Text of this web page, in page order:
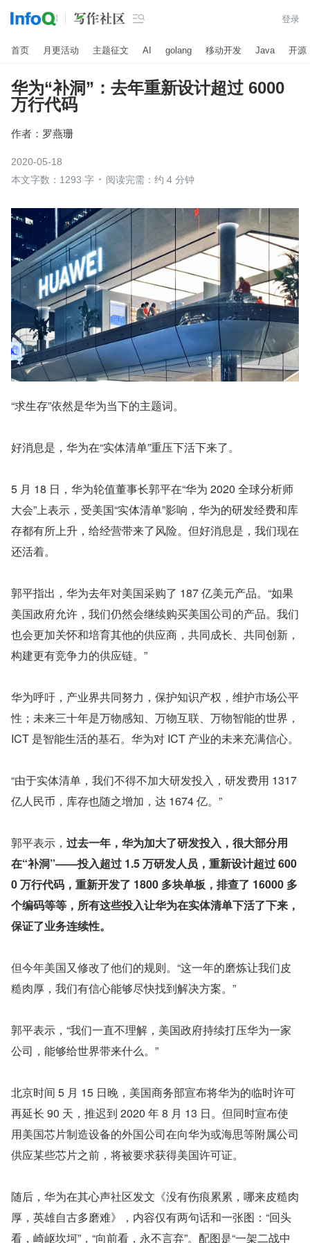
 登录
首页 月更活动 主题征文 AI golang 移动开发 Java 开源
华为“补洞”：去年重新设计超过 6000
万行代码
作者： 罗燕珊
2020-05-18
本文字数：1293 字
阅读完需：约 4 分钟
“求生存”依然是华为当下的主题词。
好消息是，华为在“实体清单”重压下活下来了。
5 月 18 日，华为轮值董事长郭平在“华为 2020 全球分析师
大会”上表示，受美国“实体清单”影响，华为的研发经费和库
存都有所上升，给经营带来了风险。但好消息是，我们现在
还活着。
郭平指出，华为去年对美国采购了 187 亿美元产品。“如果
美国政府允许，我们仍然会继续购买美国公司的产品。我们
也会更加关怀和培育其他的供应商，共同成长、共同创新，
构建更有竞争力的供应链。”
华为呼吁，产业界共同努力，保护知识产权，维护市场公平
性；未来三十年是万物感知、万物互联、万物智能的世界，
ICT 是智能生活的基石。华为对 ICT 产业的未来充满信心。
“由于实体清单，我们不得不加大研发投入，研发费用 1317
亿人民币，库存也随之增加，达 1674 亿。”
郭平表示， 过去一年，华为加大了研发投入，很大部分用
在“补洞”——投入超过 1.5 万研发人员，重新设计超过 600
0 万行代码，重新开发了 1800 多块单板，排查了 16000 多
个编码等等，所有这些投入让华为在实体清单下活了下来，
保证了业务连续性。
但今年美国又修改了他们的规则。“这一年的磨炼让我们皮
糙肉厚，我们有信心能够尽快找到解决方案。”
郭平表示，“我们一直不理解，美国政府持续打压华为一家
公司，能够给世界带来什么。”
北京时间 5 月 15 日晚，美国商务部宣布将华为的临时许可
再延长 90 天，推迟到 2020 年 8 月 13 日。但同时宣布使
用美国芯片制造设备的外国公司在向华为或海思等附属公司
供应某些芯片之前，将被要求获得美国许可证。
随后，华为在其心声社区发文《没有伤痕累累，哪来皮糙肉
厚，英雄自古多磨难》，内容仅有两句话和一张图：“回头
看，崎岖坎坷”，“向前看，永不言弃”。配图是“一架二战中